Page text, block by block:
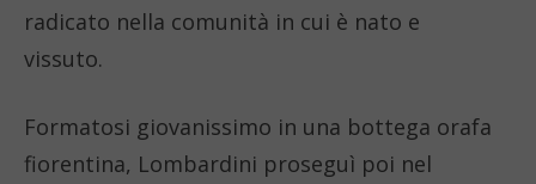
radicato nella comunità in cui è nato e
vissuto.
Formatosi giovanissimo in una bottega orafa
fiorentina, Lombardini proseguì poi nel